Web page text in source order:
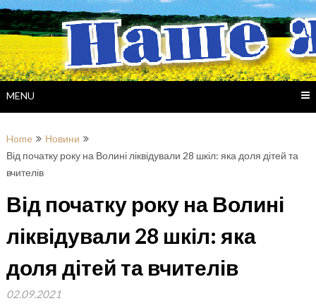
Skip
to
content
MENU
Home
Новини
Від початку року на Волині ліквідували 28 шкіл: яка доля дітей та
вчителів
Від початку року на Волині
ліквідували 28 шкіл: яка
доля дітей та вчителів
02.09.2021